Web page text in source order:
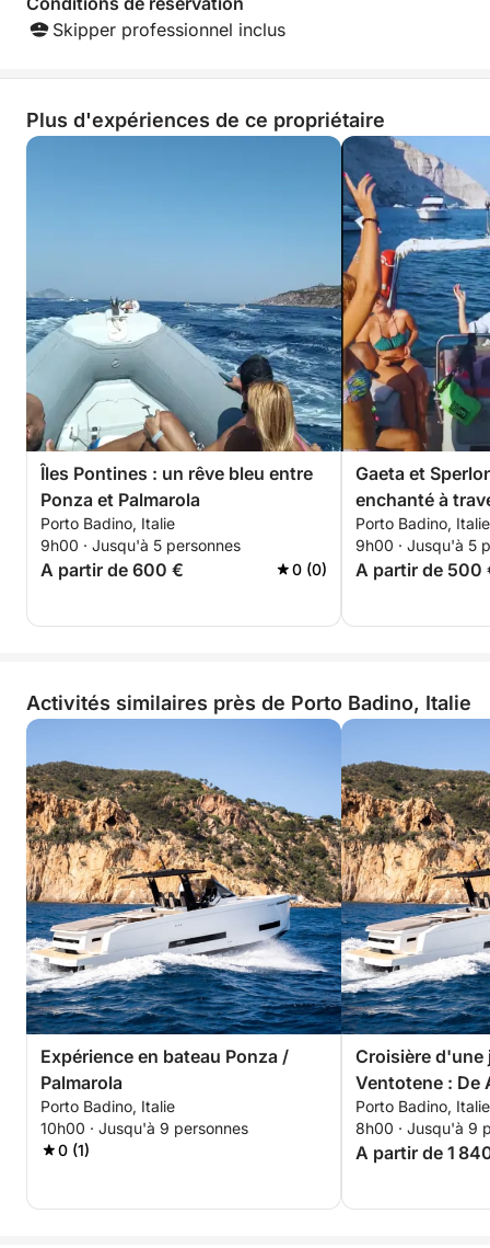
Skipper professionnel inclus
Plus d'expériences de ce propriétaire
Îles Pontines : un rêve bleu entre
Ponza et Palmarola
Porto Badino, Italie
9h00 · Jusqu'à 5 personnes
A partir de 600 € 0 (0)
Gaeta et
enchanté à
nature
Porto Badino, Italie
9h00 · Jusqu'à 5
A partir de 500
Activités similaires près de Porto Badino, Italie
Expérience en bateau Ponza /
Palmarola
Porto Badino, Italie
10h00 · Jusqu'à 9 personnes
0 (1)
Croisière d'une
Ventotene : De
Porto Badino, Italie
8h00 · Jusqu'à 9
A partir de 1